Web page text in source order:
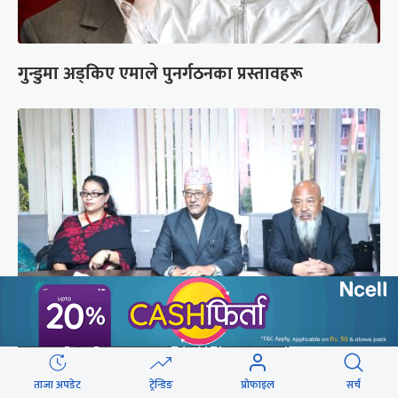
गुन्डुमा अड्किए एमाले पुनर्गठनका प्रस्तावहरू
प्रज्ञाका तीन कुलपतिको शपथ (तस्वीरहरू)
ताजा अपडेट ट्रेन्डिङ प्रोफाइल सर्च